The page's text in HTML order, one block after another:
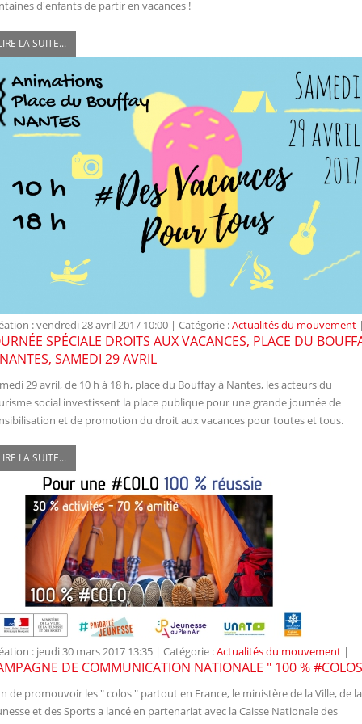
d'enfants de partir en vacances !
LA SUITE...
: vendredi 28 avril 2017 10:00 | Catégorie :Actualités du mouvement
SPÉCIALE DROITS AUX VACANCES, PLACE DU
SAMEDI 29 AVRIL
29 avril, de 10 h à 18 h, place du Bouffay à Nantes, les acteurs du
social investissent la place publique pour une grande journée de
et de promotion du droit aux vacances pour toutes et tous.
LA SUITE...
: jeudi 30 mars 2017 13:35 | Catégorie :Actualités du mouvement |
DE COMMUNICATION NATIONALE " 100 %
de promouvoir les " colos " partout en France, le ministère de la Ville, de la
et des Sports a lancé en partenariat avec ​la Caisse Nationale des